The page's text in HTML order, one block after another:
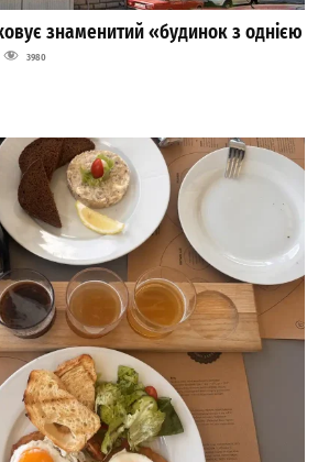
знаменитий «будинок з однією
3980